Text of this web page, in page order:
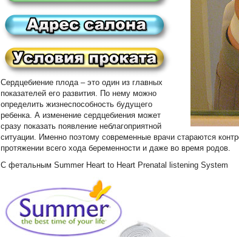
Сердцебиение плода – это один из главных
показателей его развития. По нему можно
определить жизнеспособность будущего
ребенка. А изменение сердцебиения может
сразу показать появление неблагоприятной
ситуации. Именно поэтому современные врачи стараются
протяжении всего хода беременности и даже во время родов.
С фетальным Summer Heart to Heart Prenatal listening System